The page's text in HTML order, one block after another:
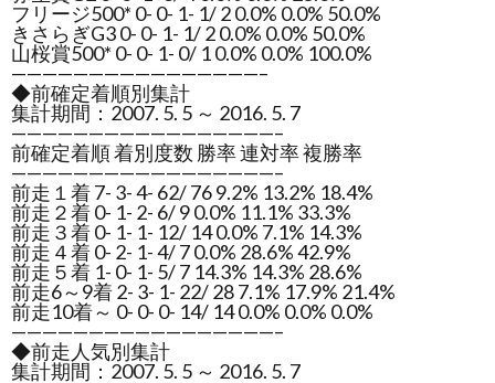
フリージ500* 0- 0- 1- 1/ 2 0.0% 0.0% 50.0%
きさらぎG3 0- 0- 1- 1/ 2 0.0% 0.0% 50.0%
山桜賞500* 0- 0- 1- 0/ 1 0.0% 0.0% 100.0%
————————————————–
◆前確定着順別集計
集計期間：2007. 5. 5 ～ 2016. 5. 7
—————————————————–
前確定着順 着別度数 勝率 連対率 複勝率
—————————————————–
前走１着 7- 3- 4- 62/ 76 9.2% 13.2% 18.4%
前走２着 0- 1- 2- 6/ 9 0.0% 11.1% 33.3%
前走３着 0- 1- 1- 12/ 14 0.0% 7.1% 14.3%
前走４着 0- 2- 1- 4/ 7 0.0% 28.6% 42.9%
前走５着 1- 0- 1- 5/ 7 14.3% 14.3% 28.6%
前走6～9着 2- 3- 1- 22/ 28 7.1% 17.9% 21.4%
前走10着～ 0- 0- 0- 14/ 14 0.0% 0.0% 0.0%
—————————————————–
◆前走人気別集計
集計期間：2007. 5. 5 ～ 2016. 5. 7